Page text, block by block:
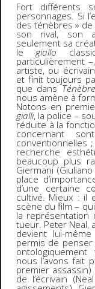
Fort différents
personnages. Si
des ténèbres » de
son rival, son
seulement sa
legiallo
particulièrement
artiste, ou
et finit toujours
que dans
nous amène à
Notons en
gialli, la police –
réduite à la
concernant
conventionnelles
recherche
beaucoup plus
Giermani
place
d’une certaine
cultivé. Mieux : il
scène du film –
la représentation
tueur. Peter Neal,
devient lui-
permis de
nous l’avons fait
premier assassin)
de l’écrivain